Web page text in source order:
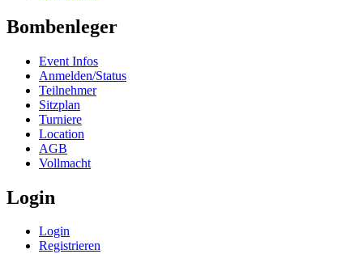
Bombenleger
Event Infos
Anmelden/Status
Teilnehmer
Sitzplan
Turniere
Location
AGB
Vollmacht
Login
Login
Registrieren